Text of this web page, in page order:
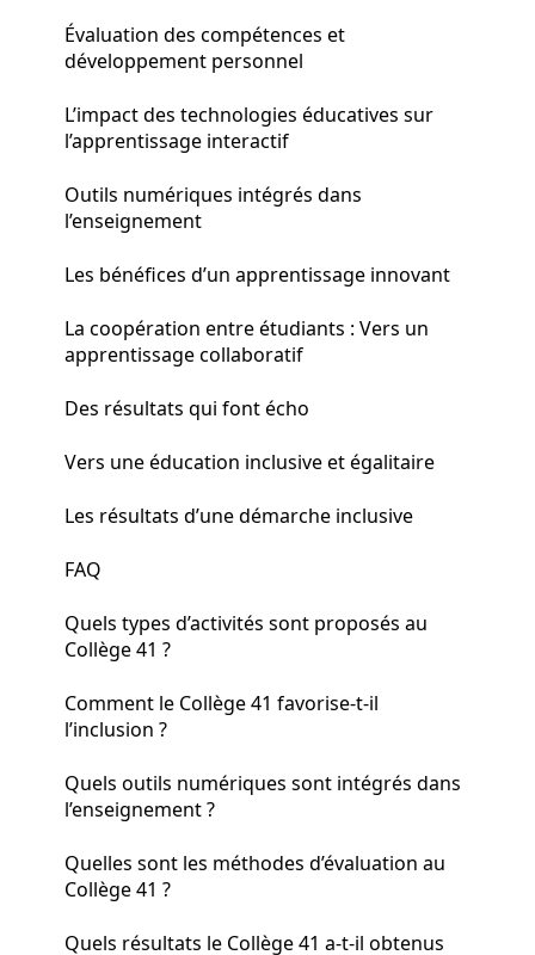
Évaluation des compétences et
développement personnel
L’impact des technologies éducatives sur
l’apprentissage interactif
Outils numériques intégrés dans
l’enseignement
Les bénéfices d’un apprentissage innovant
La coopération entre étudiants : Vers un
apprentissage collaboratif
Des résultats qui font écho
Vers une éducation inclusive et égalitaire
Les résultats d’une démarche inclusive
FAQ
Quels types d’activités sont proposés au
Collège 41 ?
Comment le Collège 41 favorise-t-il
l’inclusion ?
Quels outils numériques sont intégrés dans
l’enseignement ?
Quelles sont les méthodes d’évaluation au
Collège 41 ?
Quels résultats le Collège 41 a-t-il obtenus